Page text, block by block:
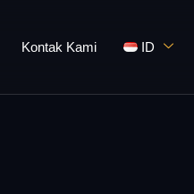
Kontak Kami ID